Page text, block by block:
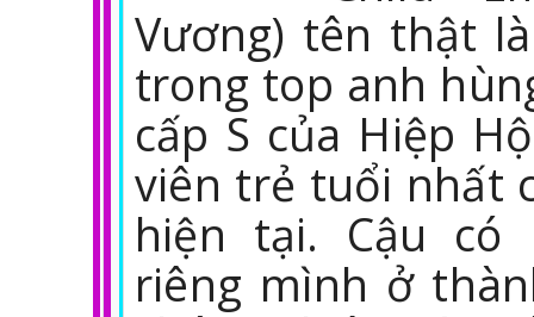
Vương) tên thật
trong top anh
cấp S của Hiệp
viên trẻ tuổi nhất
hiện tại. Cậu có
riêng mình ở